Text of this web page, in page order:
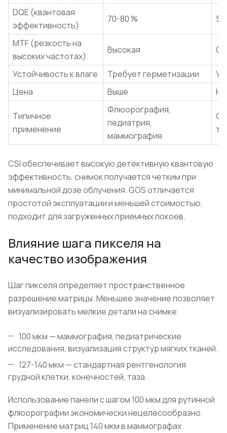
DQE (квантовая
эффективность)
70-80 %
MTF (резкость на
высоких частотах)
Высокая
Устойчивость к влаге Требует герметизации
Цена
Выше
Типичное
применение
Флюорография,
педиатрия,
маммография
CSI обеспечивает высокую детективную квантовую
эффективность, снимок получается четким при
минимальной дозе облучения. GOS отличается
простотой эксплуатации и меньшей стоимостью,
подходит для загруженных приемных покоев.
Влияние шага пикселя на
качество изображения
Шаг пикселя определяет пространственное
разрешение матрицы. Меньшее значение позволяет
визуализировать мелкие детали на снимке.
100 мкм — маммография, педиатрические
исследования, визуализация структур мягких тканей.
127-140 мкм — стандартная рентгенология
грудной клетки, конечностей, таза.
Использование панели с шагом 100 мкм для рутинной
флюорографии экономически нецелесообразно.
Применение матриц 140 мкм в маммографах